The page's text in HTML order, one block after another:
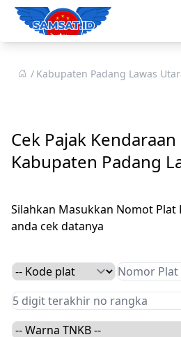
Kabupaten Padang Lawas
Cek Pajak
Kabupaten Padang
Silahkan Masukkan Nomot Plat
anda cek datanya